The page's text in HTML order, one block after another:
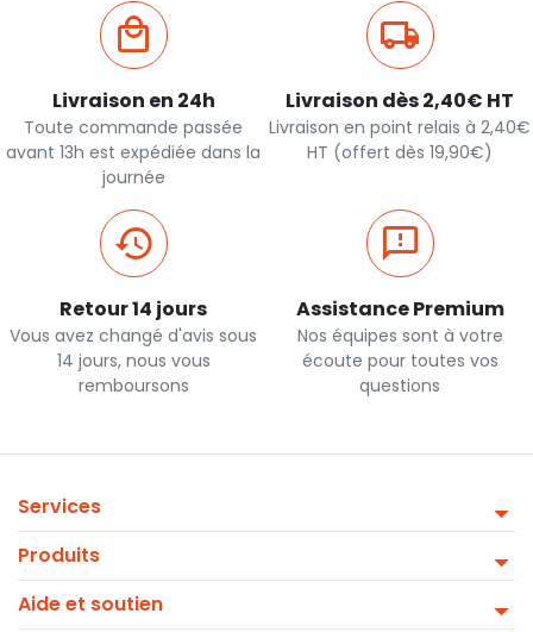
Livraison en 24h
Toute commande passée
avant 13h est expédiée dans la
journée
Livraison dès 2,40€ HT
Livraison en point relais à 2,40€
HT (offert dès 19,90€)
Retour 14 jours
Vous avez changé d'avis sous
14 jours, nous vous
remboursons
Assistance Premium
Nos équipes sont à votre
écoute pour toutes vos
questions
Services
Produits
Aide et soutien